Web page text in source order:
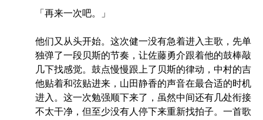
「再来一次吧。」
他们又从头开始。这次健一没有急着进入主歌，先单
独弹了一段贝斯的节奏，让佐藤勇介跟着他的鼓棒敲
几下找感觉。鼓点慢慢跟上了贝斯的律动，中村的吉
他贴着和弦贴进来，山田静香的声音在最合适的时机
进入。这一次勉强顺下来了，虽然中间还有几处衔接
不太干净，但至少没有人停下来重新找拍子。一首歌